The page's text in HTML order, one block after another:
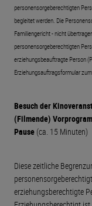
personensorgeberechtigten
begleitet werden. Die
Familiengericht - nicht
personensorgeberechtigten
erziehungsbeauftragte Person
Erziehungsauftragsformular
Besuch der
(Filmende)
Pause (ca. 15 Minuten)
Diese zeitliche
erziehungsberechtigte